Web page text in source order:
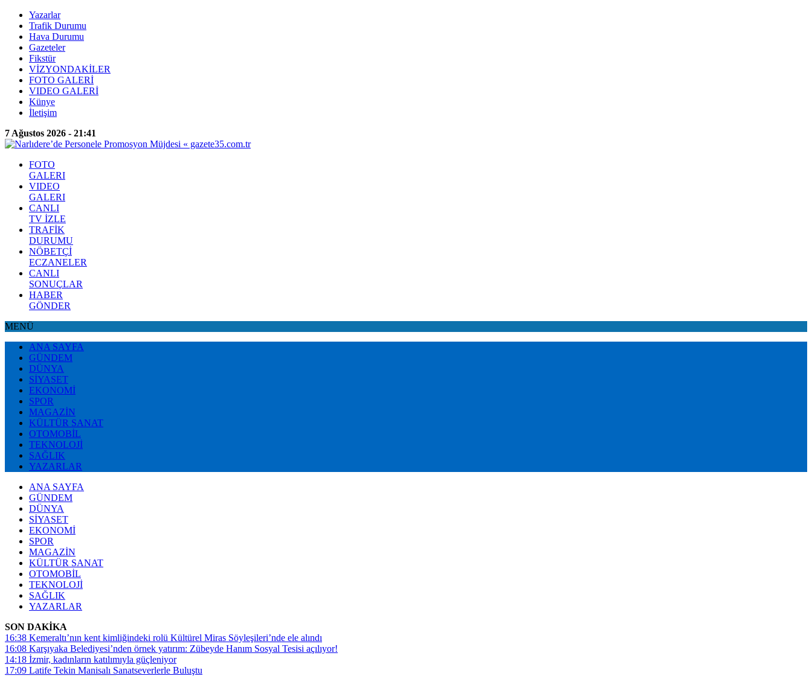
Yazarlar
Trafik Durumu
Hava Durumu
Gazeteler
Fikstür
VİZYONDAKİLER
FOTO GALERİ
VIDEO GALERİ
Künye
İletişim
7 Ağustos 2026 - 21:41
FOTO
GALERI
VIDEO
GALERI
CANLI
TV İZLE
TRAFİK
DURUMU
NÖBETÇİ
ECZANELER
CANLI
SONUÇLAR
HABER
GÖNDER
MENÜ
ANA SAYFA
GÜNDEM
DÜNYA
SİYASET
EKONOMİ
SPOR
MAGAZİN
KÜLTÜR SANAT
OTOMOBİL
TEKNOLOJİ
SAĞLIK
YAZARLAR
ANA SAYFA
GÜNDEM
DÜNYA
SİYASET
EKONOMİ
SPOR
MAGAZİN
KÜLTÜR SANAT
OTOMOBİL
TEKNOLOJİ
SAĞLIK
YAZARLAR
SON DAKİKA
16:38 Kemeraltı’nın kent kimliğindeki rolü Kültürel Miras Söyleşileri’nde ele alındı
16:08 Karşıyaka Belediyesi’nden örnek yatırım: Zübeyde Hanım Sosyal Tesisi açılıyor!
14:18 İzmir, kadınların katılımıyla güçleniyor
17:09 Latife Tekin Manisalı Sanatseverlerle Buluştu